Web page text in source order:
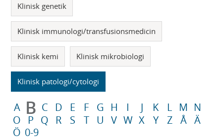
Klinisk genetik
Klinisk immunologi/transfusionsmedicin
Klinisk kemi Klinisk mikrobiologi
Klinisk patologi/cytologi
A B C D E F G H I J K L M N
O
P Q R S T U V W X Y Z Å Ä
Ö 0-9